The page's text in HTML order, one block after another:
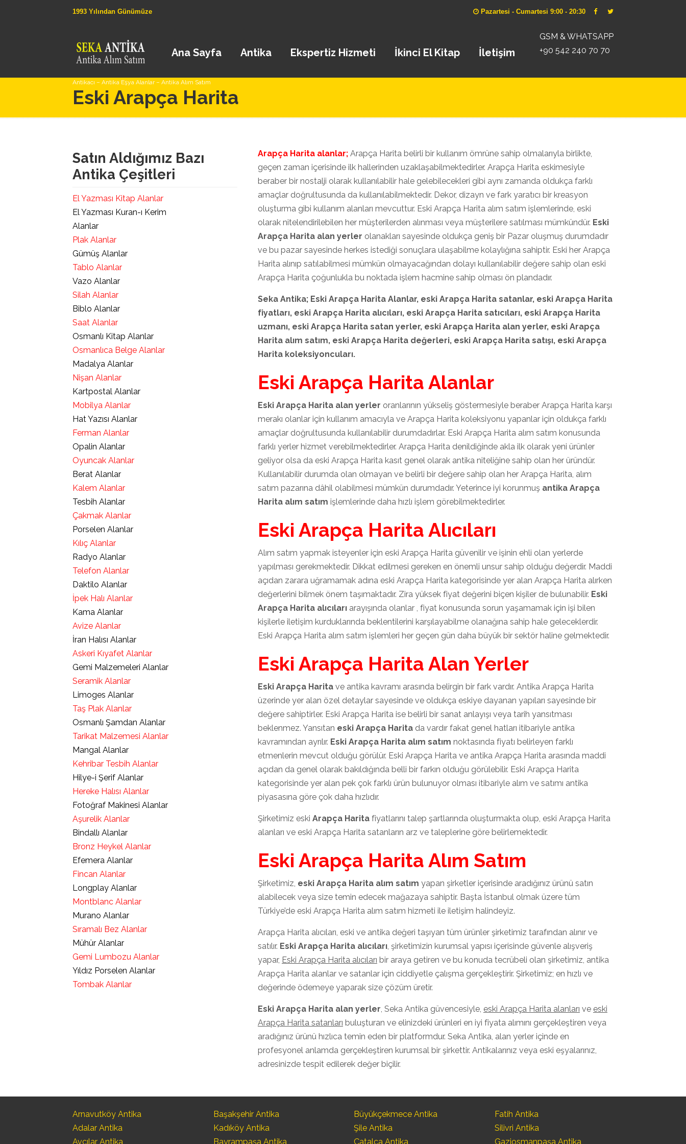
1993 Yılından Günümüze Pazartesi - Cumartesi 9:00 - 20:30
Antikacı – Antika Eşya Alanlar – Antika Alım Satım
GSM & WHATSAPP
+90 542 240 70 70
Ana Sayfa Antika Ekspertiz Hizmeti İkinci El Kitap İletişim
Eski Arapça Harita
Arapça Harita alanlar; Arapça Harita belirli bir kullanım ömrüne sahip olmalarıyla birlikte,
geçen zaman içerisinde ilk hallerinden uzaklaşabilmektedirler. Arapça Harita eskimesiyle
beraber bir nostalji olarak kullanılabilir hale gelebilecekleri gibi aynı zamanda oldukça farklı
amaçlar doğrultusunda da kullanılabilmektedir. Dekor, dizayn ve fark yaratıcı bir kreasyon
oluşturma gibi kullanım alanları mevcuttur. Eski Arapça Harita alım satım işlemlerinde, eski
olarak nitelendirilebilen her müşterilerden alınması veya müşterilere satılması mümkündür. Eski
Arapça Harita alan yerler olanakları sayesinde oldukça geniş bir Pazar oluşmuş durumdadır
ve bu pazar sayesinde herkes istediği sonuçlara ulaşabilme kolaylığına sahiptir. Eski her Arapça
Harita alınıp satılabilmesi mümkün olmayacağından dolayı kullanılabilir değere sahip olan eski
Arapça Harita çoğunlukla bu noktada işlem hacmine sahip olması ön plandadır.
Seka Antika; Eski Arapça Harita Alanlar, eski Arapça Harita satanlar, eski Arapça Harita
fiyatları, eski Arapça Harita alıcıları, eski Arapça Harita satıcıları, eski Arapça Harita
uzmanı, eski Arapça Harita satan yerler, eski Arapça Harita alan yerler, eski Arapça
Harita alım satım, eski Arapça Harita değerleri, eski Arapça Harita satışı, eski Arapça
Harita koleksiyoncuları.
Eski Arapça Harita Alanlar
Eski Arapça Harita alan yerler oranlarının yükseliş göstermesiyle beraber Arapça Harita karşı
merakı olanlar için kullanım amacıyla ve Arapça Harita koleksiyonu yapanlar için oldukça farklı
amaçlar doğrultusunda kullanılabilir durumdadırlar. Eski Arapça Harita alım satım konusunda
farklı yerler hizmet verebilmektedirler. Arapça Harita denildiğinde akla ilk olarak yeni ürünler
geliyor olsa da eski Arapça Harita kasıt genel olarak antika niteliğine sahip olan her üründür.
Kullanılabilir durumda olan olmayan ve belirli bir değere sahip olan her Arapça Harita, alım
satım pazarına dâhil olabilmesi mümkün durumdadır. Yeterince iyi korunmuş antika Arapça
Harita alım satım işlemlerinde daha hızlı işlem görebilmektedirler.
Eski Arapça Harita Alıcıları
Alım satım yapmak isteyenler için eski Arapça Harita güvenilir ve işinin ehli olan yerlerde
yapılması gerekmektedir. Dikkat edilmesi gereken en önemli unsur sahip olduğu değerdir. Maddi
açıdan zarara uğramamak adına eski Arapça Harita kategorisinde yer alan Arapça Harita alırken
değerlerini bilmek önem taşımaktadır. Zira yüksek fiyat değerini biçen kişiler de bulunabilir. Eski
Arapça Harita alıcıları arayışında olanlar , fiyat konusunda sorun yaşamamak için işi bilen
kişilerle iletişim kurduklarında beklentilerini karşılayabilme olanağına sahip hale geleceklerdir.
Eski Arapça Harita alım satım işlemleri her geçen gün daha büyük bir sektör haline gelmektedir.
Eski Arapça Harita Alan Yerler
Eski Arapça Harita ve antika kavramı arasında belirgin bir fark vardır. Antika Arapça Harita
üzerinde yer alan özel detaylar sayesinde ve oldukça eskiye dayanan yapıları sayesinde bir
değere sahiptirler. Eski Arapça Harita ise belirli bir sanat anlayışı veya tarih yansıtması
beklenmez. Yansıtan eski Arapça Harita da vardır fakat genel hatları itibariyle antika
kavramından ayrılır. Eski Arapça Harita alım satım noktasında fiyatı belirleyen farklı
etmenlerin mevcut olduğu görülür. Eski Arapça Harita ve antika Arapça Harita arasında maddi
açıdan da genel olarak bakıldığında belli bir farkın olduğu görülebilir. Eski Arapça Harita
kategorisinde yer alan pek çok farklı ürün bulunuyor olması itibariyle alım ve satımı antika
piyasasına göre çok daha hızlıdır.
Şirketimiz eski Arapça Harita fiyatlarını talep şartlarında oluşturmakta olup, eski Arapça Harita
alanları ve eski Arapça Harita satanların arz ve taleplerine göre belirlemektedir.
Eski Arapça Harita Alım Satım
Şirketimiz, eski Arapça Harita alım satım yapan şirketler içerisinde aradığınız ürünü satın
alabilecek veya size temin edecek mağazaya sahiptir. Başta İstanbul olmak üzere tüm
Türkiye’de eski Arapça Harita alım satım hizmeti ile iletişim halindeyiz.
Arapça Harita alıcıları, eski ve antika değeri taşıyan tüm ürünler şirketimiz tarafından alınır ve
satılır. Eski Arapça Harita alıcıları, şirketimizin kurumsal yapısı içerisinde güvenle alışveriş
yapar, Eski Arapça Harita alıcıları bir araya getiren ve bu konuda tecrübeli olan şirketimiz, antika
Arapça Harita alanlar ve satanlar için ciddiyetle çalışma gerçekleştirir. Şirketimiz; en hızlı ve
değerinde ödemeye yaparak size çözüm üretir.
Eski Arapça Harita alan yerler, Seka Antika güvencesiyle, eski Arapça Harita alanları ve eski
Arapça Harita satanları buluşturan ve elinizdeki ürünleri en iyi fiyata alımını gerçekleştiren veya
aradığınız ürünü hızlıca temin eden bir platformdur. Seka Antika, alan yerler içinde en
profesyonel anlamda gerçekleştiren kurumsal bir şirkettir. Antikalarınız veya eski eşyalarınız,
adresinizde tespit edilerek değer biçilir.
Satın Aldığımız Bazı
Antika Çeşitleri
El Yazması Kitap Alanlar
El Yazması Kuran-ı Kerim
Alanlar
Plak Alanlar
Gümüş Alanlar
Tablo Alanlar
Vazo Alanlar
Silah Alanlar
Biblo Alanlar
Saat Alanlar
Osmanlı Kitap Alanlar
Osmanlıca Belge Alanlar
Madalya Alanlar
Nişan Alanlar
Kartpostal Alanlar
Mobilya Alanlar
Hat Yazısı Alanlar
Ferman Alanlar
Opalin Alanlar
Oyuncak Alanlar
Berat Alanlar
Kalem Alanlar
Tesbih Alanlar
Çakmak Alanlar
Porselen Alanlar
Kılıç Alanlar
Radyo Alanlar
Telefon Alanlar
Daktilo Alanlar
İpek Halı Alanlar
Kama Alanlar
Avize Alanlar
İran Halısı Alanlar
Askeri Kıyafet Alanlar
Gemi Malzemeleri Alanlar
Seramik Alanlar
Limoges Alanlar
Taş Plak Alanlar
Osmanlı Şamdan Alanlar
Tarikat Malzemesi Alanlar
Mangal Alanlar
Kehribar Tesbih Alanlar
Hilye-i Şerif Alanlar
Hereke Halısı Alanlar
Fotoğraf Makinesi Alanlar
Aşurelik Alanlar
Bindallı Alanlar
Bronz Heykel Alanlar
Efemera Alanlar
Fincan Alanlar
Longplay Alanlar
Montblanc Alanlar
Murano Alanlar
Sıramalı Bez Alanlar
Mühür Alanlar
Gemi Lumbozu Alanlar
Yıldız Porselen Alanlar
Tombak Alanlar
Arnavutköy Antika
Adalar Antika
Avcılar Antika
Başakşehir Antika
Kadıköy Antika
Bayrampaşa Antika
Büyükçekmece Antika
Şile Antika
Çatalca Antika
Fatih Antika
Silivri Antika
Gaziosmanpaşa Antika